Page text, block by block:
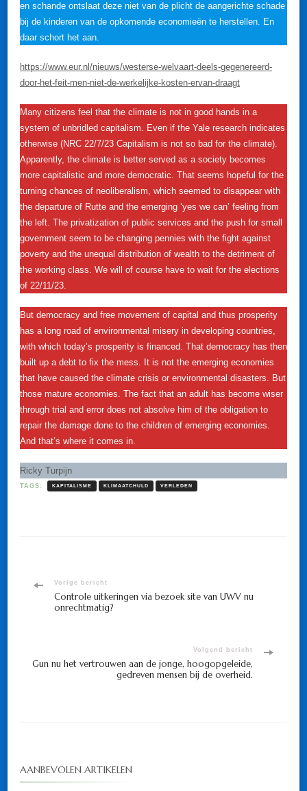
en schande ontslaat deze niet van de plicht de aangerichte schade
bij de kinderen van de opkomende economieën te herstellen. En
daar schort het aan.
https://www.eur.nl/nieuws/westerse-welvaart-deels-gegenereerd-
door-het-feit-men-niet-de-werkelijke-kosten-ervan-draagt
Many citizens feel that the climate is not in good hands in a
system of unbridled capitalism. Even if the Yale research indicates
otherwise (NRC 22/7/23 Capitalism is not so bad for the climate).
Apparently, the climate is better served as a society becomes
more capitalistic and more democratic. That seems hopeful for the
turning chances of neoliberalism, which seemed to disappear with
the departure of Rutte and the emerging ‘yes we can’ feeling from
the left. The privatization of public services and the push for small
government seem to be changing pennies with the fight against
poverty and the unequal distribution of wealth to the detriment of
the working class. We will of course have to wait for the elections
of 22/11/23.
But democracy and free movement of capital and thus prosperity
has a long road of environmental misery in developing countries,
with which today’s prosperity is financed. That democracy has then
built up a debt to fix the mess. It is not the emerging economies
that have caused the climate crisis or environmental disasters. But
those mature economies. The fact that an adult has become wiser
through trial and error does not absolve him of the obligation to
repair the damage done to the children of emerging economies.
And that’s where it comes in.
Ricky Turpijn
TAGS: KAPITALISME KLIMAATCHULD VERLEDEN
Bericht
navigatie
Vorige bericht
Controle uitkeringen via bezoek site van UWV nu
onrechtmatig?
Volgend bericht
Gun nu het vertrouwen aan de jonge, hoogopgeleide,
gedreven mensen bij de overheid.
AANBEVOLEN ARTIKELEN